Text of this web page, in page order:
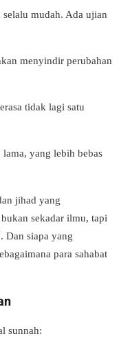
mudah. Ada ujian
menyindir perubahan
tidak lagi satu
yang lebih bebas
jihad yang
sekadar ilmu, tapi
para sahabat
sunnah: